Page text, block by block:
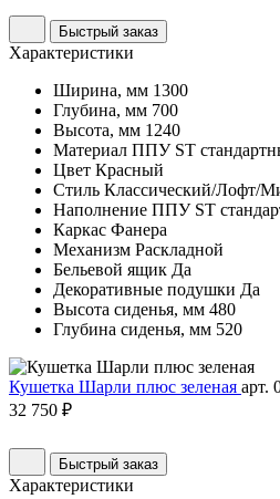
Быстрый заказ
Характеристики
Ширина, мм 1300
Глубина, мм 700
Высота, мм 1240
Материал ППУ ST
Цвет Красный
Стиль Классический/Лофт/
Наполнение ППУ ST
Каркас Фанера
Механизм Раскладной
Бельевой ящик Да
Декоративные подушки Да
Высота сиденья, мм 480
Глубина сиденья, мм 520
Кушетка Шарли плюс зеленая арт.
32 750 ₽
Быстрый заказ
Характеристики